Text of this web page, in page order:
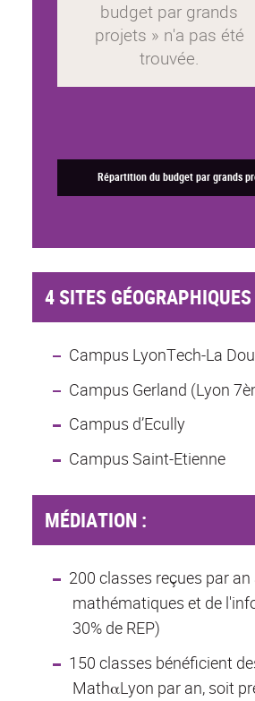
Répartition du budget par grands
4 SITES
Campus LyonTech-La
Campus Gerland (Lyon
Campus d’Ecully
Campus Saint-Etienne
MÉDIATION :
200 classes reçues par
mathématiques et de
30% de REP)
150 classes bénéficient
MathαLyon par an, soit